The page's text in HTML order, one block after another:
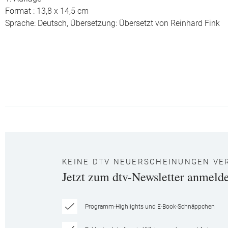
Format : 13,8 x 14,5 cm
Sprache: Deutsch, Übersetzung: Übersetzt von Reinhard Fink
KEINE DTV NEUERSCHEINUNGEN
Jetzt zum dtv-Newsletter
Programm-Highlights und E-Book-Schnäppchen